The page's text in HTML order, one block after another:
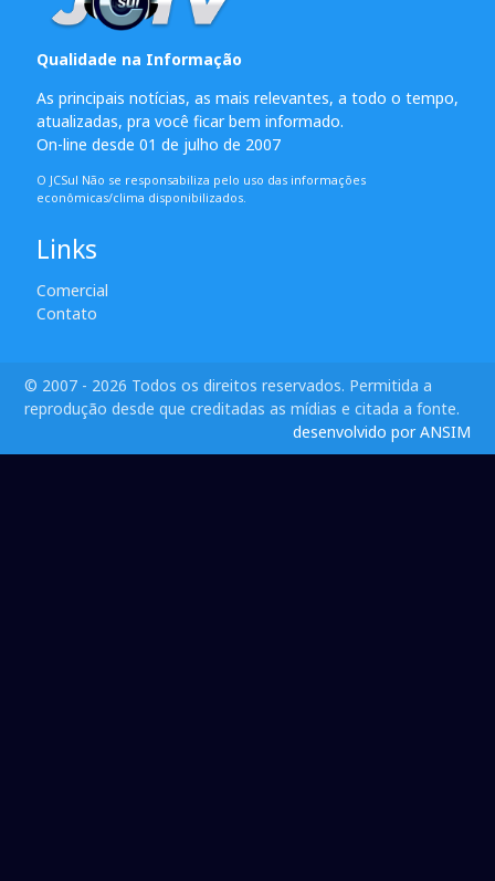
Qualidade na Informação
As principais notícias, as mais relevantes, a todo o tempo,
atualizadas, pra você ficar bem informado.
On-line desde 01 de julho de 2007
O JCSul Não se responsabiliza pelo uso das informações
econômicas/clima disponibilizados.
Links
Comercial
Contato
© 2007 - 2026 Todos os direitos reservados. Permitida a
reprodução desde que creditadas as mídias e citada a fonte.
desenvolvido por ANSIM